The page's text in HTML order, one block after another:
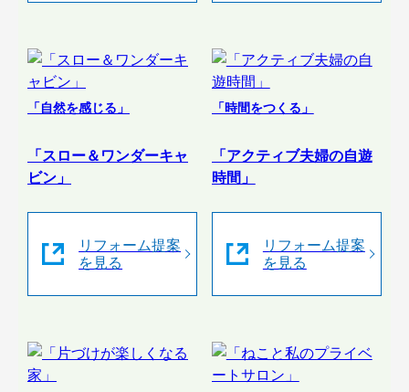
「自然を感じる」
「スロー＆ワンダーキャ
ビン」
リフォーム提案
を見る
「時間をつくる」
「アクティブ夫婦の自遊
時間」
リフォーム提案
を見る